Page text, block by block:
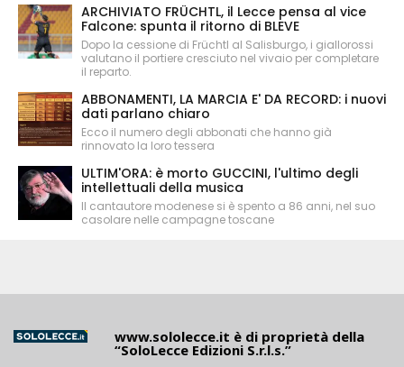
ARCHIVIATO FRÜCHTL, il Lecce pensa al vice
Falcone: spunta il ritorno di BLEVE
Dopo la cessione di Früchtl al Salisburgo, i giallorossi
valutano il portiere cresciuto nel vivaio per completare
il reparto.
ABBONAMENTI, LA MARCIA E' DA RECORD: i nuovi
dati parlano chiaro
Ecco il numero degli abbonati che hanno già
rinnovato la loro tessera
ULTIM'ORA: è morto GUCCINI, l'ultimo degli
intellettuali della musica
Il cantautore modenese si è spento a 86 anni, nel suo
casolare nelle campagne toscane
www.sololecce.it è di proprietà della
“SoloLecce Edizioni S.r.l.s.”